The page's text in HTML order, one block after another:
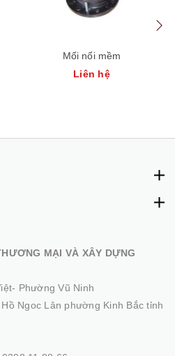
Mối nối mềm
Liên hệ
MẠI VÀ XÂY DỰNG
Phường Vũ Ninh
Ngoc Lân phường Kinh Bắc tỉnh